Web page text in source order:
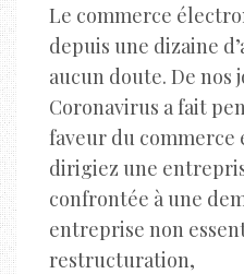
Le commerce
depuis une dizaine
aucun doute. De nos
Coronavirus a fait
faveur du commerce
dirigiez une
confrontée à une
entreprise non
restructuration,